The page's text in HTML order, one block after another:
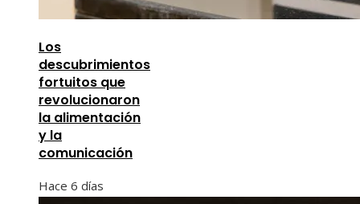
Los
descubrimientos
fortuitos que
revolucionaron
la alimentación
y la
comunicación
Hace 6 días